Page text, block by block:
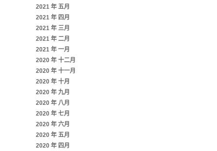
2021 年 五月
2021 年 四月
2021 年 三月
2021 年 二月
2021 年 一月
2020 年 十二月
2020 年 十一月
2020 年 十月
2020 年 九月
2020 年 八月
2020 年 七月
2020 年 六月
2020 年 五月
2020 年 四月